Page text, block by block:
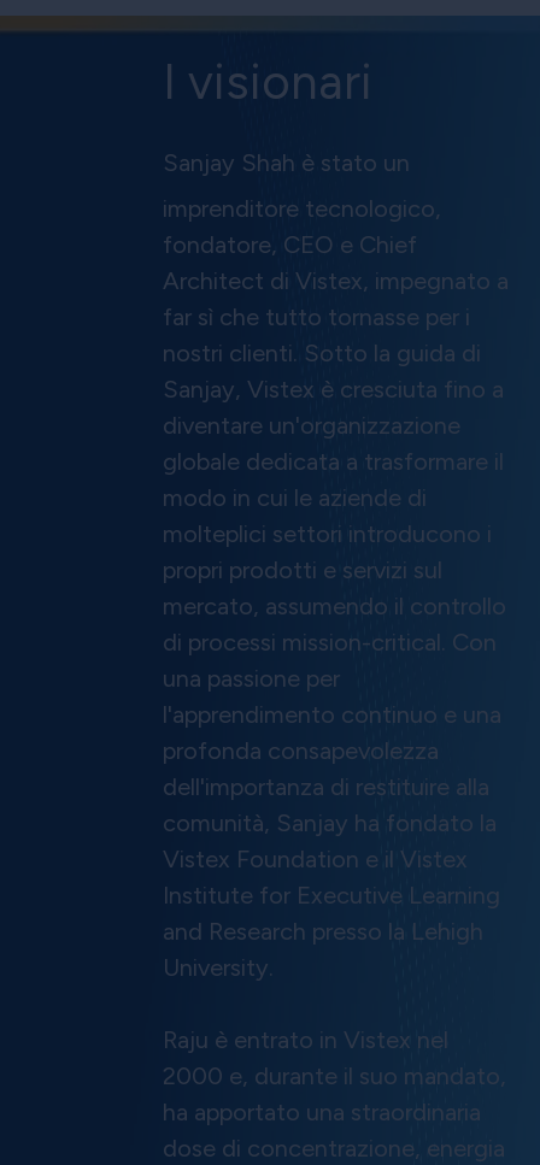
I visionari
Sanjay Shah è stato un
imprenditore tecnologico,
fondatore, CEO e Chief
Architect di Vistex, impegnato a
far sì che tutto tornasse per i
nostri clienti. Sotto la guida di
Sanjay, Vistex è cresciuta fino a
diventare un'organizzazione
globale dedicata a trasformare il
modo in cui le aziende di
molteplici settori introducono i
propri prodotti e servizi sul
mercato, assumendo il controllo
di processi mission-critical. Con
una passione per
l'apprendimento continuo e una
profonda consapevolezza
dell'importanza di restituire alla
comunità, Sanjay ha fondato la
Vistex Foundation e il Vistex
Institute for Executive Learning
and Research presso la Lehigh
University.
Raju è entrato in Vistex nel
2000 e, durante il suo mandato,
ha apportato una straordinaria
dose di concentrazione, energia